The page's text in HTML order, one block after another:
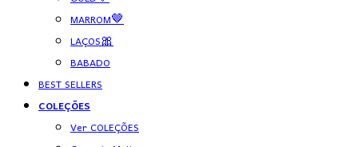
MARROM🤎
LAÇOS🎀
BABADO
BEST SELLERS
COLEÇÕES
Ver COLEÇÕES